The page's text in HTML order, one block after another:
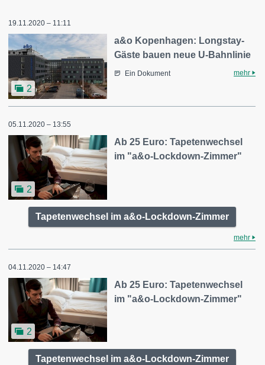
19.11.2020 – 11:11
2
a&o Kopenhagen: Longstay-
Gäste bauen neue U-Bahnlinie
Ein Dokument mehr
05.11.2020 – 13:55
2
Ab 25 Euro: Tapetenwechsel
im "a&o-Lockdown-Zimmer"
Tapetenwechsel im a&o-Lockdown-Zimmer
mehr
04.11.2020 – 14:47
2
Ab 25 Euro: Tapetenwechsel
im "a&o-Lockdown-Zimmer"
Tapetenwechsel im a&o-Lockdown-Zimmer